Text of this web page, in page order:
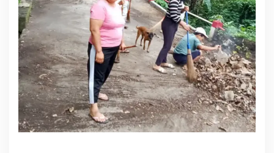
g
a
G
e
l
a
r
A
p
e